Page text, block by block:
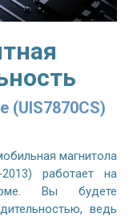
(UIS7870CS)
магнитола
работает на
Вы будете
ведь